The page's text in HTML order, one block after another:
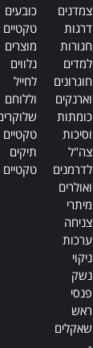
צמדנים
דרגות
חגורות
למדים
חוגרונים
וארנקים
כומתות
וסיכות
צה"ל
לדרמנים
ואולרים
מיתרי
צניחה
ערכות
ניקוי
נשק
פנסי
ראש
שאקלים
כובעים
טקטיים
מוצרים
נלווים
לחייל
וללוחם
טקטיים
תיקים
טקטיים